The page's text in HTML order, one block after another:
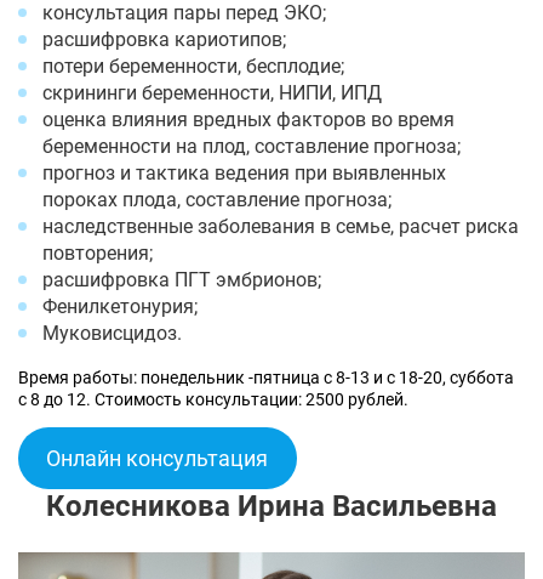
консультация пары перед ЭКО;
расшифровка кариотипов;
потери беременности, бесплодие;
скрининги беременности, НИПИ, ИПД
оценка влияния вредных факторов во время
беременности на плод, составление прогноза;
прогноз и тактика ведения при выявленных
пороках плода, составление прогноза;
наследственные заболевания в семье, расчет риска
повторения;
расшифровка ПГТ эмбрионов;
Фенилкетонурия;
Муковисцидоз.
Время работы: понедельник -пятница с 8-13 и с 18-20, суббота
с 8 до 12. Стоимость консультации: 2500 рублей.
Онлайн консультация
Колесникова Ирина Васильевна